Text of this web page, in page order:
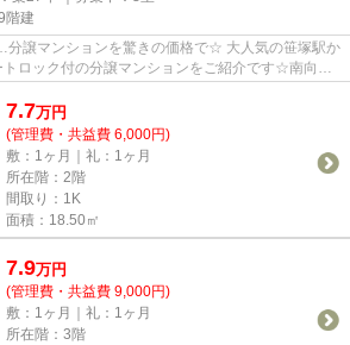
階建
譲マンションを驚きの価格で☆ 大人気の笹塚駅か
ロック付の分譲マンションをご紹介です☆南向
置き場と...
7.7万円
(管理費・共益費 6,000円)
敷：1ヶ月｜礼：1ヶ月
所在階：2階
間取り：1K
面積：18.50㎡
7.9万円
(管理費・共益費 9,000円)
敷：1ヶ月｜礼：1ヶ月
所在階：3階